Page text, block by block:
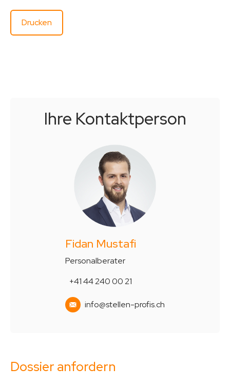
Drucken
Dossier anfordern
Ihre Kontakt­person
Fidan Mustafi
Personalberater
+41 44 240 00 21
info@stellen-profis.ch